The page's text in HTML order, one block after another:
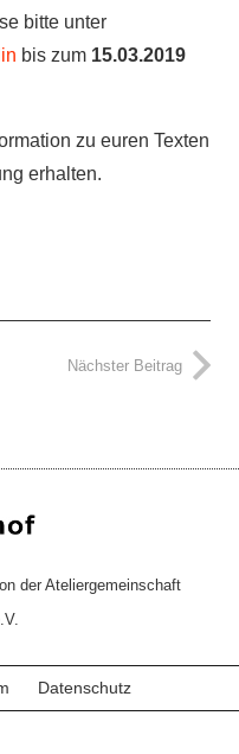
bitte unter
bis zum 15.03.2019
zu euren Texten
erhalten.
Nächster Beitrag
der Ateliergemeinschaft
Datenschutz